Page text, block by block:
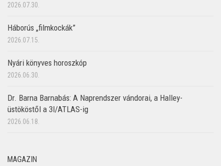
2026.07.30.
Háborús „filmkockák”
2026.07.15.
Nyári könyves horoszkóp
2026.06.30.
Dr. Barna Barnabás: A Naprendszer vándorai, a Halley-
üstököstől a 3I/ATLAS-ig
2026.06.18.
MAGAZIN